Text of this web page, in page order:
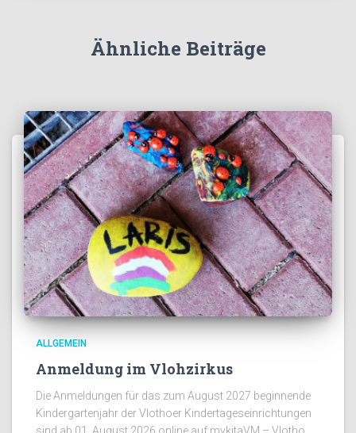
Ähnliche Beiträge
ALLGEMEIN
Anmeldung im Vlohzirkus
Die Anmeldungen für das zum August 2027 beginnende
Kindergartenjahr der Vlothoer Kindertageseinrichtungen
sind ab 01. August 2026 online auf mykitaVM – Vlotho